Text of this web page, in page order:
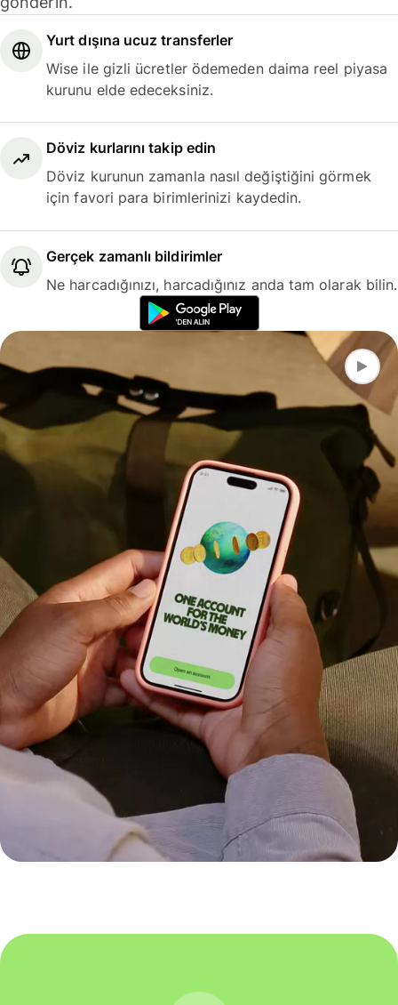
Yurt dışına ucuz transferler
Wise ile gizli ücretler ödemeden daima reel piyasa
kurunu elde edeceksiniz.
Döviz kurlarını takip edin
Döviz kurunun zamanla nasıl değiştiğini görmek
için favori para birimlerinizi kaydedin.
Gerçek zamanlı bildirimler
Ne harcadığınızı, harcadığınız anda tam olarak bilin.